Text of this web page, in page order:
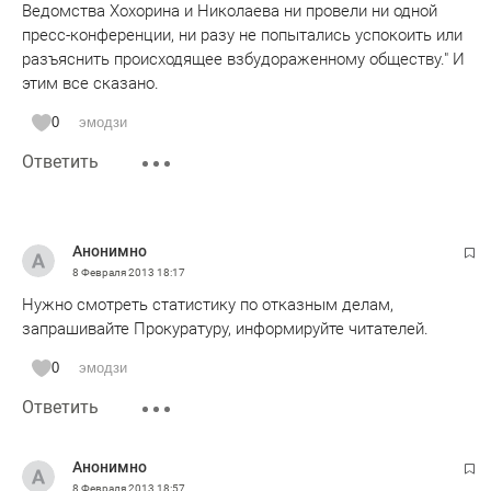
Ведомства Хохорина и Николаева ни провели ни одной
пресс-конференции, ни разу не попытались успокоить или
разъяснить происходящее взбудораженному обществу." И
этим все сказано.
0 эмодзи
Ответить
Анонимно
8 Февраля 2013 18:17
Нужно смотреть статистику по отказным делам,
запрашивайте Прокуратуру, информируйте читателей.
0 эмодзи
Ответить
Анонимно
8 Февраля 2013 18:57